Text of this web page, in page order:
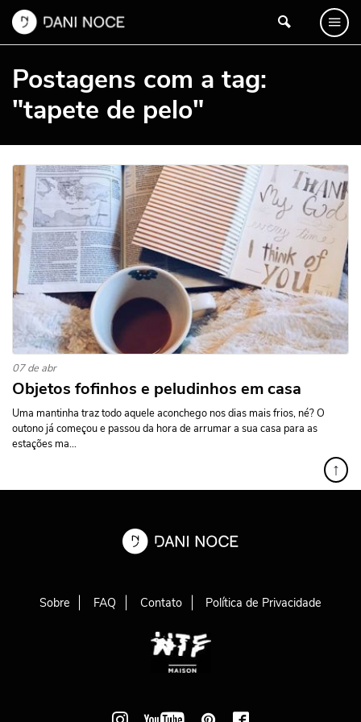
Postagens com a tag:
"tapete de pelo"
07 de abr
Objetos fofinhos e peludinhos em casa
Uma mantinha traz todo aquele aconchego nos dias mais frios, né? O
outono já começou e passou da hora de arrumar a sua casa para as
estações ma...
↑
Sobre FAQ Contato Política de Privacidade